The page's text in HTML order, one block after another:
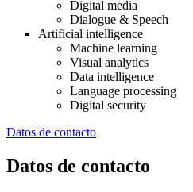
Digital media
Dialogue & Speech
Artificial intelligence
Machine learning
Visual analytics
Data intelligence
Language processing
Digital security
Datos de contacto
Datos de contacto